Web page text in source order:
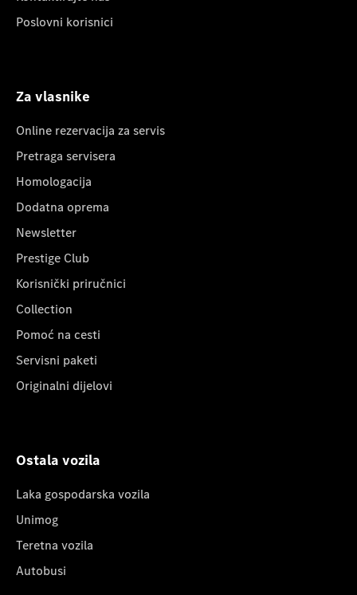
Poslovni korisnici
Za vlasnike
Online rezervacija za servis
Pretraga servisera
Homologacija
Dodatna oprema
Newsletter
Prestige Club
Korisnički priručnici
Collection
Pomoć na cesti
Servisni paketi
Originalni dijelovi
Ostala vozila
Laka gospodarska vozila
Unimog
Teretna vozila
Autobusi